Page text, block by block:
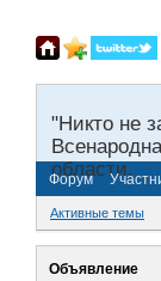
"Никто не
области.
Форум
Активные темы
Объявление